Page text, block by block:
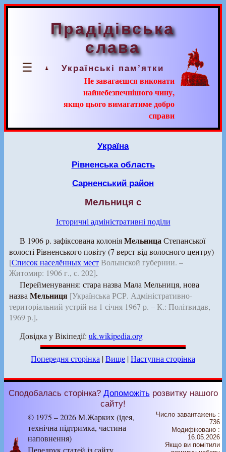
☰
Прадідівська
слава
Українські пам’ятки
Не завагаєшся виконати
найнебезпечнішого чину,
якщо цього вимагатиме добро
справи
Україна
Рівненська область
Сарненський район
Мельниця с
Історичні адміністративні поділи
В 1906 р. зафіксована колоніяМельница Степанської
волості Рівненського повіту (7 верст від волосного центру)
[Список населённых местВолынской губернии. –
Житомир: 1906 г., с. 202].
Перейменування: стара назва Мала Мельниця, нова
назва Мельниця [Українська РСР. Адміністративно-
територіальний устрій на 1 січня 1967 р. – К.: Політвидав,
1969 р.].
Довідка у Вікіпедії: uk.wikipedia.org
Попередня сторінка |Вище |Наступна сторінка
Сподобалась сторінка? Допоможітьрозвитку нашого
сайту!
© 1975 – 2026 М.Жарких (ідея,
технічна підтримка, частина
наповнення)
Передрук статей із сайту
Число завантажень :
736
Модифіковано :
16.05.2026
Якщо ви помітили